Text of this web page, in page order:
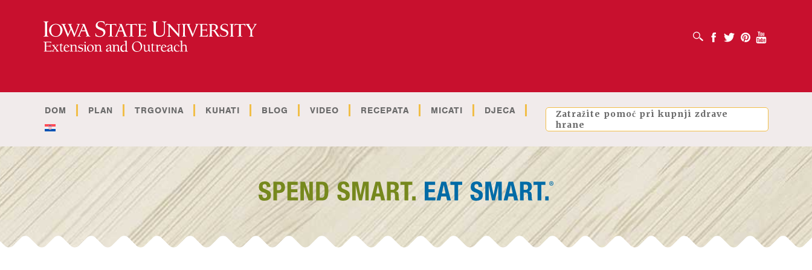
OTVORI OKVIR ZA PRETRAŽIVANJE
Facebook
Twitter PinterestYoutube
DOM PLAN TRGOVINA KUHATI BLOG VIDEO RECEPATA MICATI DJECA
Zatražite pomoć pri kupnji zdrave
hrane